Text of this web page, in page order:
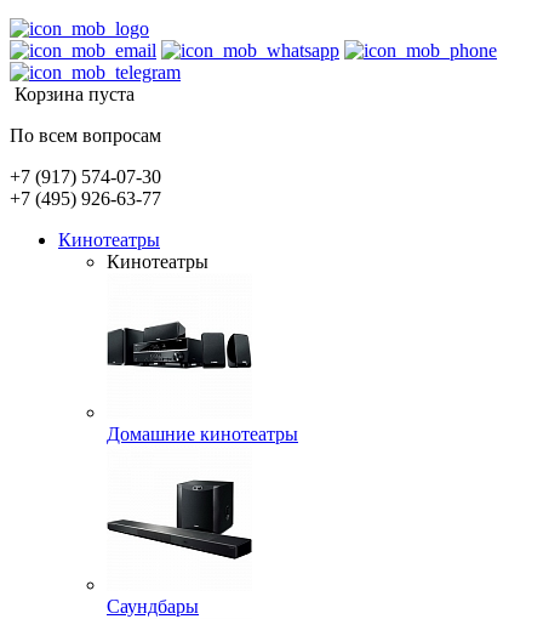
Корзина пуста
По всем вопросам
+7 (917) 574-07-30
+7 (495) 926-63-77
Кинотеатры
Кинотеатры
Домашние кинотеатры
Саундбары